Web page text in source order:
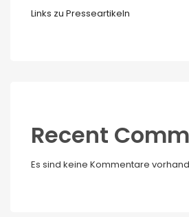
Links zu Presseartikeln
Recent
Es sind keine Kommentare